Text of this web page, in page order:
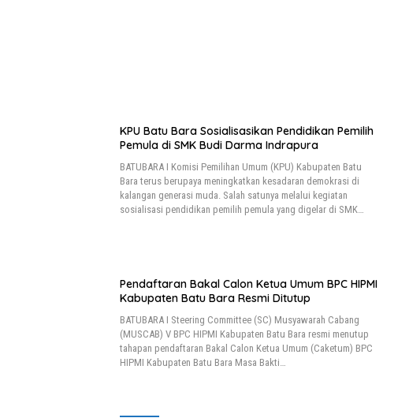
KPU Batu Bara Sosialisasikan Pendidikan Pemilih
Pemula di SMK Budi Darma Indrapura
BATUBARA I Komisi Pemilihan Umum (KPU) Kabupaten Batu
Bara terus berupaya meningkatkan kesadaran demokrasi di
kalangan generasi muda. Salah satunya melalui kegiatan
sosialisasi pendidikan pemilih pemula yang digelar di SMK…
Pendaftaran Bakal Calon Ketua Umum BPC HIPMI
Kabupaten Batu Bara Resmi Ditutup
BATUBARA I Steering Committee (SC) Musyawarah Cabang
(MUSCAB) V BPC HIPMI Kabupaten Batu Bara resmi menutup
tahapan pendaftaran Bakal Calon Ketua Umum (Caketum) BPC
HIPMI Kabupaten Batu Bara Masa Bakti…